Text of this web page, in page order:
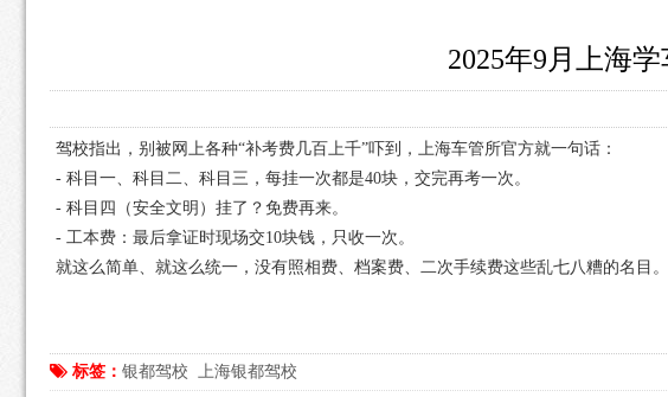
2025年9月上海
驾校指出，别被网上各种“补考费几百上千”吓到，上海车管所官方就一句话：
- 科目一、科目二、科目三，每挂一次都是40块，交完再考一次。
- 科目四（安全文明）挂了？免费再来。
- 工本费：最后拿证时现场交10块钱，只收一次。
就这么简单、就这么统一，没有照相费、档案费、二次手续费这些乱七八糟的名目。
标签： 银都驾校 上海银都驾校